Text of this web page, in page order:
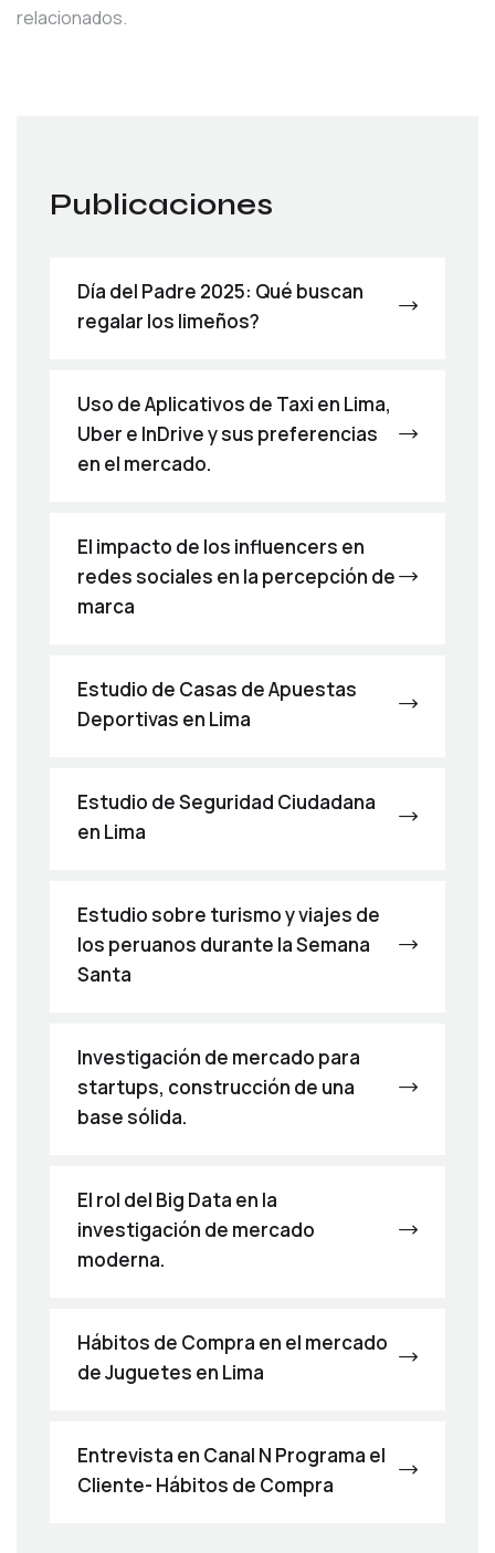
relacionados.
Publicaciones
Día del Padre 2025: Qué buscan
regalar los limeños?
Uso de Aplicativos de Taxi en Lima,
Uber e InDrive y sus preferencias
en el mercado.
El impacto de los influencers en
redes sociales en la percepción de
marca
Estudio de Casas de Apuestas
Deportivas en Lima
Estudio de Seguridad Ciudadana
en Lima
Estudio sobre turismo y viajes de
los peruanos durante la Semana
Santa
Investigación de mercado para
startups, construcción de una
base sólida.
El rol del Big Data en la
investigación de mercado
moderna.
Hábitos de Compra en el mercado
de Juguetes en Lima
Entrevista en Canal N Programa el
Cliente- Hábitos de Compra